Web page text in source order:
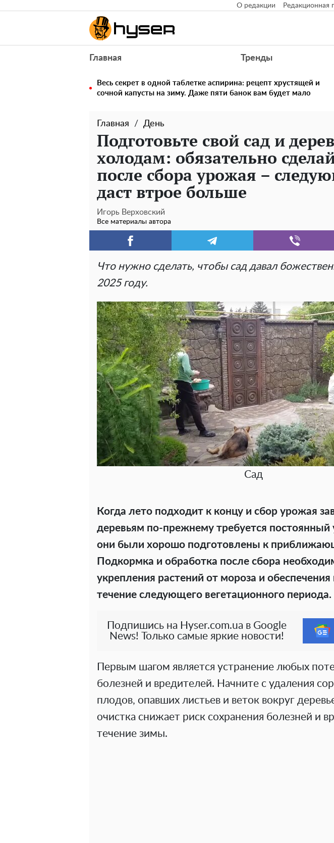
О редакции Редакционная
Главная Тренды
Весь секрет в одной таблетке аспирина: рецепт хрустящей и
сочной капусты на зиму. Даже пяти банок вам будет мало
Главная День
Подготовьте свой сад и
холодам: обязательно
после сбора урожая –
даст втрое больше
Игорь Верховский
Все материалы автора
Что нужно сделать, чтобы сад давал
2025 году.
Сад
Когда лето подходит к концу и сбор урожая
деревьям по-прежнему требуется постоянный
они были хорошо подготовлены к
Подкормка и обработка после сбора
укрепления растений от мороза и обеспечения
течение следующего вегетационного периода.
Подпишись на Hyser.com.ua в Google
News! Только самые яркие новости!
Первым шагом является устранение любых
болезней и вредителей. Начните с удаления
плодов, опавших листьев и веток вокруг
очистка снижает риск сохранения болезней и
течение зимы.